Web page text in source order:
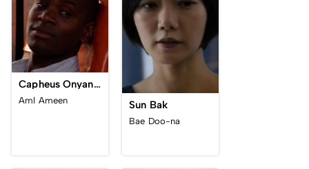
Capheus Onyango
Aml Ameen Sun Bak
Bae Doo-na